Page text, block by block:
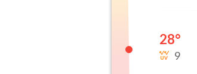
28°
9